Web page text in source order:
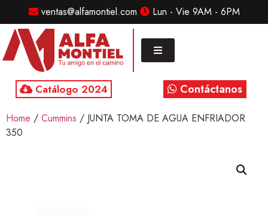
ventas@alfamontiel.com Lun - Vie 9AM - 6PM
Catálogo 2024 Contáctanos
MENU
Home
Marcas
Refaccionarias
Diesel
Home / Cummins / JUNTA TOMA DE AGUA ENFRIADOR
350